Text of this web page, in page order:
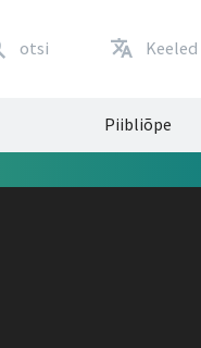
otsi Keeled
Piibliõpe